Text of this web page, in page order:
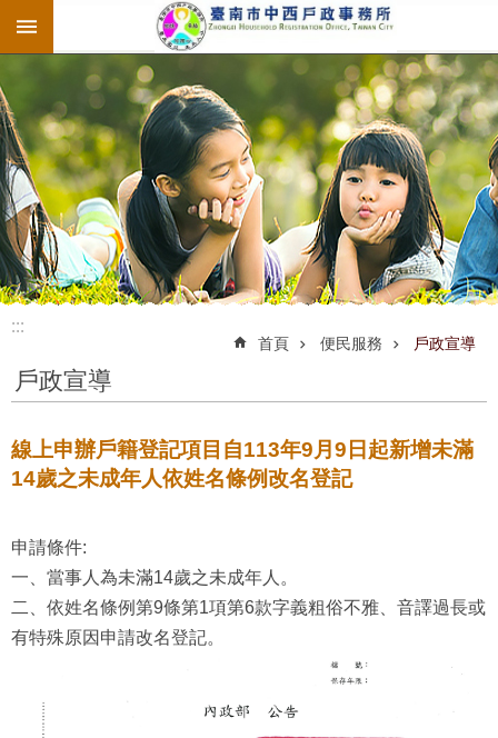
跳到主要內容區塊
:::
:::
首頁 便民服務 戶政宣導
戶政宣導
線上申辦戶籍登記項目自113年9月9日起新增未滿
14歲之未成年人依姓名條例改名登記
申請條件:
一、當事人為未滿14歲之未成年人。
二、依姓名條例第9條第1項第6款字義粗俗不雅、音譯過長或
有特殊原因申請改名登記。